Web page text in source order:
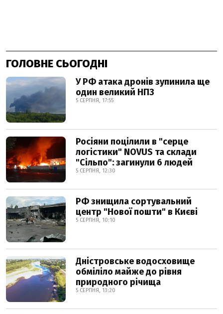
ГОЛОВНЕ СЬОГОДНІ
У РФ атака дронів зупинила ще
один великий НПЗ
5 СЕРПНЯ, 17:55
Росіяни поцілили в "серце
логістики" NOVUS та склади
"Сільпо": загинули 6 людей
5 СЕРПНЯ, 12:30
РФ знищила сортувальний
центр "Нової пошти" в Києві
5 СЕРПНЯ, 10:10
Дністровське водосховище
обміліло майже до рівня
природного річища
5 СЕРПНЯ, 13:20